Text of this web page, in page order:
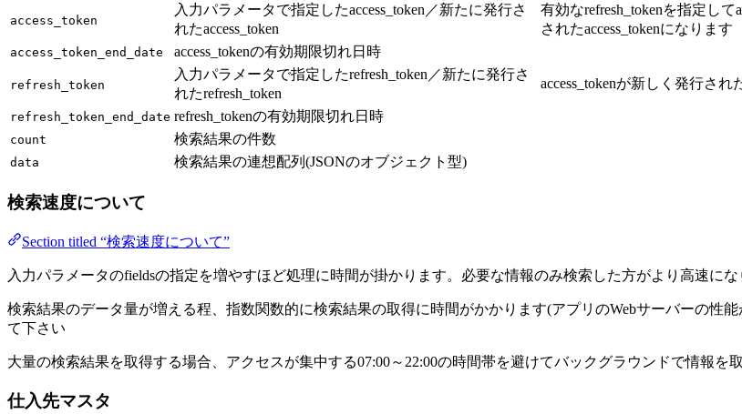
access_token
入力パラメータで指定したaccess_token／新たに発行さ
れたaccess_token
有効なrefresh_tokenを指定し
されたaccess_tokenになります
access_token_end_date access_tokenの有効期限切れ日時
refresh_token
入力パラメータで指定したrefresh_token／新たに発行さ
れたrefresh_token
access_tokenが新しく発行さ
refresh_token_end_date refresh_tokenの有効期限切れ日時
count 検索結果の件数
data 検索結果の連想配列(JSONのオブジェクト型)
検索速度について
Section titled “検索速度について”
入力パラメータのfieldsの指定を増やすほど処理に時間が掛かります。必要な情報のみ検索した方がより高速にな
検索結果のデータ量が増える程、指数関数的に検索結果の取得に時間がかかります(アプリのWebサーバーの性
て下さい
大量の検索結果を取得する場合、アクセスが集中する07:00～22:00の時間帯を避けてバックグラウンドで情報を
仕入先マスタ